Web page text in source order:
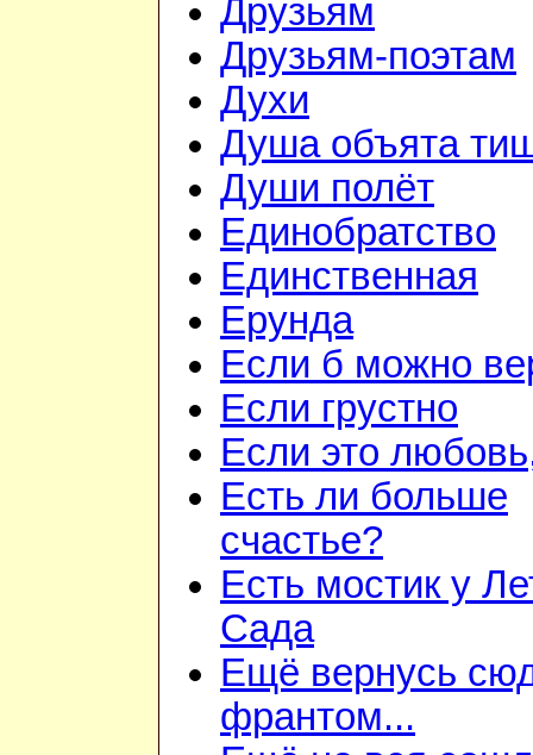
Друзьям
Друзьям-поэтам
Духи
Душа объята
Души полёт
Единобратство
Единственная
Ерунда
Если б можно
Если грустно
Если это
Есть ли больше
счастье?
Есть мостик у
Сада
Ещё вернусь
франтом...